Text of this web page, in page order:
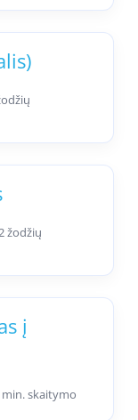
žodžių
į
min. skaitymo